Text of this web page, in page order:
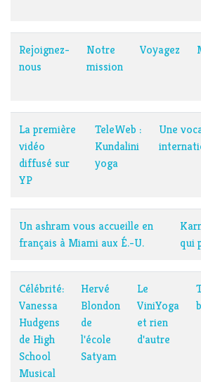
Rejoignez-
nous
Notre
mission
Voyagez
La première
vidéo
diffusé sur
YP
TeleWeb :
Kundalini
yoga
Une
Un ashram vous accueille en
français à Miami aux É.-U.
qui
Célébrité:
Vanessa
Hudgens
de High
School
Musical
Hervé
Blondon
de
l'école
Satyam
Le
ViniYoga
et rien
d'autre